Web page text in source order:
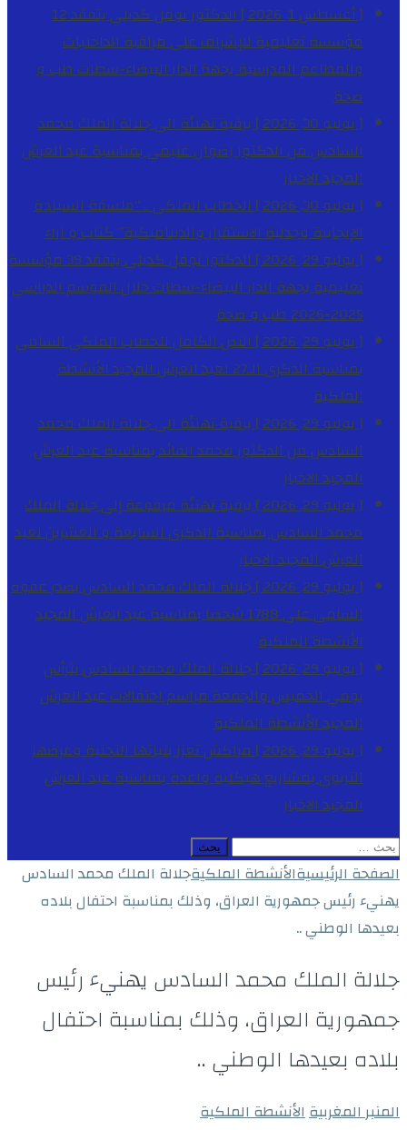
[ أغسطس 1, 2026 ]
الدكتور نوفل كديلي يتفقد 12
مؤسسة تعليمية للإشراف على مراقبة الداخليات
والمطاعم المدرسية بجهة الدار البيضاء-سطاتطب و
صحة
[ يوليو 30, 2026 ]
برقية تهنئة الى جلالة الملك محمد
السادس من الدكتور رضوان غنيمي بمناسبة عيد العرش
المجيدالاخبار
[ يوليو 30, 2026 ]
الخطاب الملكي .. “فلسفة السيادة
الإيجابية وجدلية الاستقرار والديناميكية”كتاب و اراء
[ يوليو 29, 2026 ]
الدكتور نوفل كديلي يتفقد 39 مؤسسة
تعليمية بجهة الدار البيضاء-سطات خلال الموسم الدراسي
2025-2026
طب و صحة
[ يوليو 29, 2026 ]
النص الكامل للخطاب الملكي السامي
بمناسبة الذكرى الـ27 لعيد العرش المجيد
الأنشطة
الملكية
[ يوليو 29, 2026 ]
برقية تهنئة الى جلالة الملك محمد
السادس من الدكتور محمد الفائد بمناسبة عيد العرش
المجيدالاخبار
[ يوليو 29, 2026 ]
برقية تهنئة مرفوعة إلى جلالة الملك
محمد السادس بمناسبة الذكرى السابعة و العشرين لعيد
العرش المجيدالاخبار
[ يوليو 29, 2026 ]
جلالة الملك محمد السادس يصدر عفوه
السامي على 1788 شخصا بمناسبة عيد العرش المجيد
الأنشطة الملكية
[ يوليو 29, 2026 ]
جلالة الملك محمد السادس يترأس
يومي الخميس والجمعة مراسم احتفالات عيد العرش
المجيدالأنشطة الملكية
[ يوليو 29, 2026 ]
مراكش تعزز بنياتها التحتية وعرضها
التربوي بمشاريع هيكلية واعدة بمناسبة عيد العرش
المجيدالاخبار
البحث
عن:
الصفحة الرئيسيةالأنشطة الملكيةجلالة الملك محمد السادس
يهنيء رئيس جمهورية العراق، وذلك بمناسبة احتفال بلاده
بعيدها الوطني ..
جلالة الملك محمد السادس يهنيء رئيس
جمهورية العراق، وذلك بمناسبة احتفال
بلاده بعيدها الوطني ..
المنبر المغربيةالأنشطة الملكية